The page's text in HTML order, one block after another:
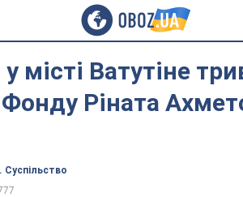
місті Ватутіне
Ріната
Суспільство